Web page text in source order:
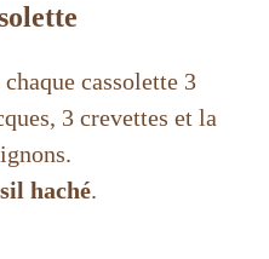
cassolette 3
3 crevettes et la
haché.